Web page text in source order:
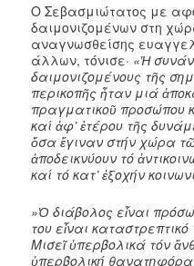
Ο Σεβασμιώτατος με
δαιμονιζομένων στη
αναγνωσθείσης
άλλων, τόνισε· «Ἡ
δαιμονιζομένους τῆς
περικοπῆς ἦταν μιά
πραγματικοῦ προσώπου
καί ἀφ’ ἑτέρου τῆς
ὅσα ἔγιναν στήν χώρα
ἀποδεικνύουν τό
καί τό κατ’ ἐξοχήν
»Ὁ διάβολος εἶναι
του εἶναι
Μισεῖ ὑπερβολικά τόν
ὑπερβολική